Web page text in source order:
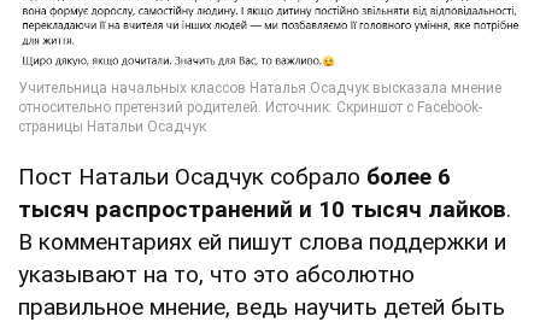
Пост Натальи Осадчук собрало более 6
тысяч распространений и 10 тысяч лайков.
В комментариях ей пишут слова поддержки и
указывают на то, что это абсолютно
правильное мнение, ведь научить детей быть